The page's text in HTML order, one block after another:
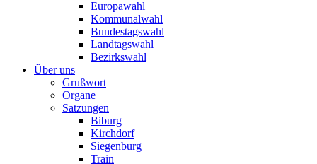
Europawahl
Kommunalwahl
Bundestagswahl
Landtagswahl
Bezirkswahl
Über uns
Grußwort
Organe
Satzungen
Biburg
Kirchdorf
Siegenburg
Train